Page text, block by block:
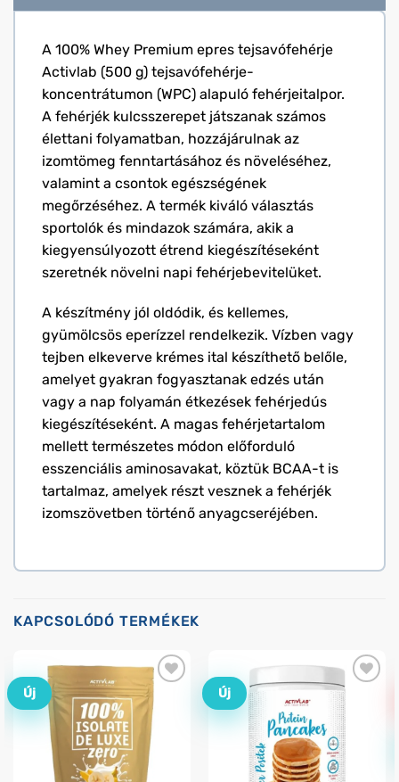
A 100% Whey Premium epres tejsavófehérje
Activlab (500 g) tejsavófehérje-
koncentrátumon (WPC) alapuló fehérjeitalpor.
A fehérjék kulcsszerepet játszanak számos
élettani folyamatban, hozzájárulnak az
izomtömeg fenntartásához és növeléséhez,
valamint a csontok egészségének
megőrzéséhez. A termék kiváló választás
sportolók és mindazok számára, akik a
kiegyensúlyozott étrend kiegészítéseként
szeretnék növelni napi fehérjebevitelüket.
A készítmény jól oldódik, és kellemes,
gyümölcsös eperízzel rendelkezik. Vízben vagy
tejben elkeverve krémes ital készíthető belőle,
amelyet gyakran fogyasztanak edzés után
vagy a nap folyamán étkezések fehérjedús
kiegészítéseként. A magas fehérjetartalom
mellett természetes módon előforduló
esszenciális aminosavakat, köztük BCAA-t is
tartalmaz, amelyek részt vesznek a fehérjék
izomszövetben történő anyagcseréjében.
KAPCSOLÓDÓ TERMÉKEK
Új Új